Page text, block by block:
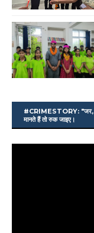
#CRIMESTORY: "जर,
मानते हैं तो रुक जाइए।